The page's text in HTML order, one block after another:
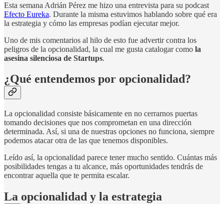
Esta semana Adrián Pérez me hizo una entrevista para su podcast
Efecto Eureka. Durante la misma estuvimos hablando sobre qué era
la estrategia y cómo las empresas podían ejecutar mejor.
Uno de mis comentarios al hilo de esto fue advertir contra los
peligros de la opcionalidad, la cual me gusta catalogar como la
asesina silenciosa de Startups.
¿Qué entendemos por opcionalidad?
La opcionalidad consiste básicamente en no cerrarnos puertas
tomando decisiones que nos comprometan en una dirección
determinada. Así, si una de nuestras opciones no funciona, siempre
podemos atacar otra de las que tenemos disponibles.
Leído así, la opcionalidad parece tener mucho sentido. Cuántas más
posibilidades tengas a tu alcance, más oportunidades tendrás de
encontrar aquella que te permita escalar.
La opcionalidad y la estrategia